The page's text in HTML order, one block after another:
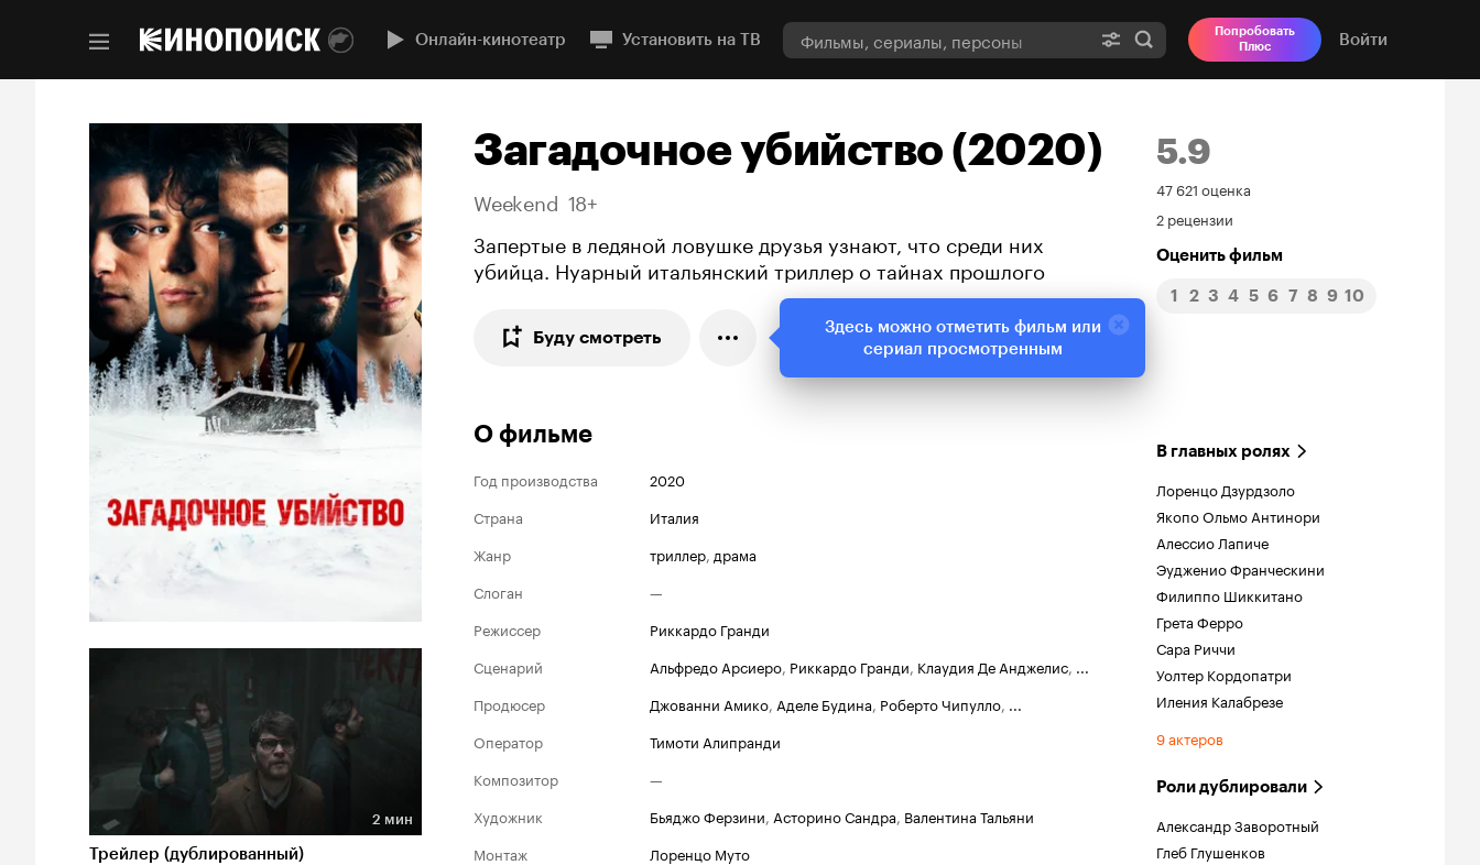
Онлайн-кинотеатр Установить на ТВ
Попробовать
Плюс
Войти
Длительность 2 мин
2 мин
Трейлер (дублированный)
Загадочное убийство (2020)
Weekend 18+
Запертые в ледяной ловушке друзья узнают, что среди них
убийца. Нуарный итальянский триллер о тайнах прошлого
Буду смотреть
5.9
Рейтинг
Кинопоиска
5.9
47 621 оценка
2 рецензии
Оценить фильм
1 2 3 4 5 6 7 8 9 10
О фильме
Год производства
2020
Страна
Италия
Жанр
триллер, драма
Слоган
—
Режиссер
Риккардо Гранди
Сценарий
Альфредо Арсиеро, Риккардо Гранди, Клаудия Де Анджелис, ...
Продюсер
Джованни Амико, Аделе Будина, Роберто Чипулло, ...
Оператор
Тимоти Алипранди
Композитор
—
Художник
Бьяджо Ферзини, Асторино Сандра, Валентина Тальяни
Монтаж
Лоренцо Муто
В главных ролях
Лоренцо Дзурдзоло
Якопо Ольмо Антинори
Алессио Лапиче
Эудженио Франческини
Филиппо Шиккитано
Грета Ферро
Сара Риччи
Уолтер Кордопатри
Иления Калабрезе
9 актеров
Роли дублировали
Александр Заворотный
Глеб Глушенков
Здесь можно отметить фильм или
сериал просмотренным